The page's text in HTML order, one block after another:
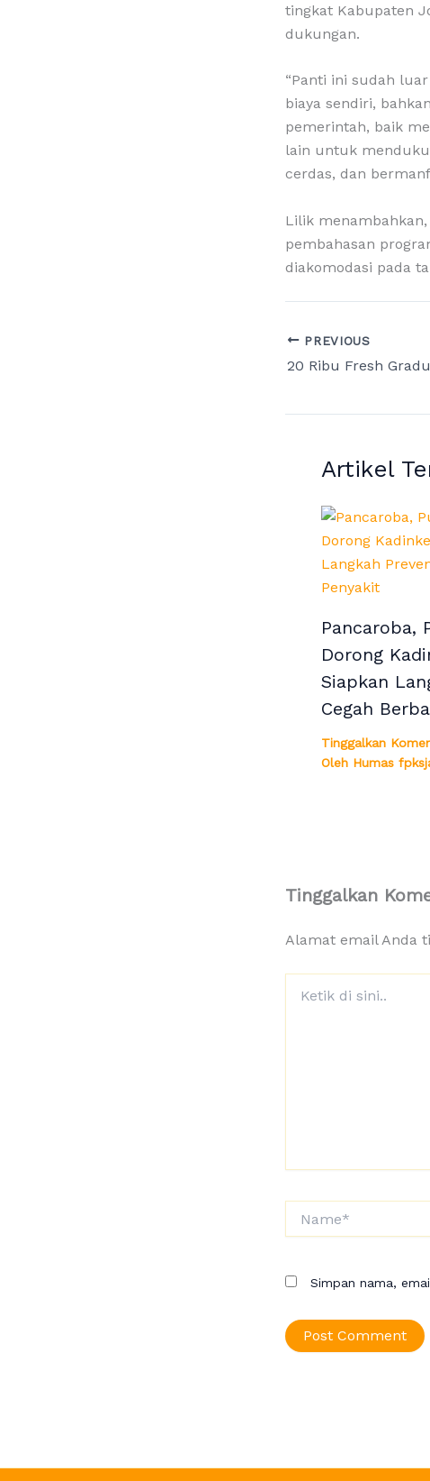
tingkat Kabupaten
dukungan.
“Panti ini sudah
biaya sendiri,
pemerintah, baik
lain untuk
cerdas, dan
Lilik
pembahasan
diakomodasi pada
PREVIOUS
Artikel
Pancaroba,
Dorong
Siapkan
Cegah
Tinggalkan
Oleh Humas
Tinggalkan
Alamat email Anda
Simpan nama,